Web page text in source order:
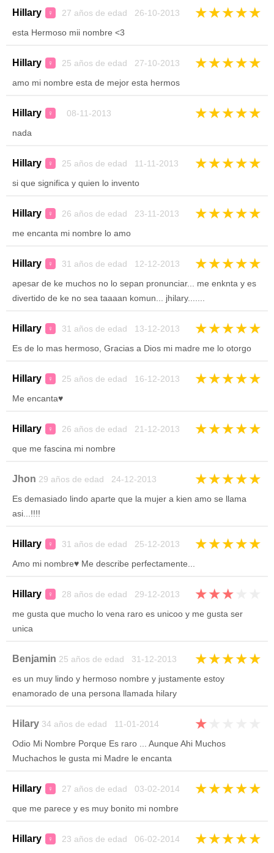
Hillary ♀ 27 años de edad 26-10-2013 ★★★★★
esta Hermoso mii nombre <3
Hillary ♀ 25 años de edad 27-10-2013 ★★★★★
amo mi nombre esta de mejor esta hermos
Hillary ♀ 08-11-2013 ★★★★★
nada
Hillary ♀ 25 años de edad 11-11-2013 ★★★★★
si que significa y quien lo invento
Hillary ♀ 26 años de edad 23-11-2013 ★★★★★
me encanta mi nombre lo amo
Hillary ♀ 31 años de edad 12-12-2013 ★★★★★
apesar de ke muchos no lo sepan pronunciar... me enknta y es
divertido de ke no sea taaaan komun... jhilary.......
Hillary ♀ 31 años de edad 13-12-2013 ★★★★★
Es de lo mas hermoso, Gracias a Dios mi madre me lo otorgo
Hillary ♀ 25 años de edad 16-12-2013 ★★★★★
Me encanta♥
Hillary ♀ 26 años de edad 21-12-2013 ★★★★★
que me fascina mi nombre
Jhon 29 años de edad 24-12-2013 ★★★★★
Es demasiado lindo aparte que la mujer a kien amo se llama
asi...!!!!
Hillary ♀ 31 años de edad 25-12-2013 ★★★★★
Amo mi nombre♥ Me describe perfectamente...
Hillary ♀ 28 años de edad 29-12-2013 ★★★
me gusta que mucho lo vena raro es unicoo y me gusta ser
unica
Benjamin 25 años de edad 31-12-2013 ★★★★★
es un muy lindo y hermoso nombre y justamente estoy
enamorado de una persona llamada hilary
Hilary 34 años de edad 11-01-2014 ★
Odio Mi Nombre Porque Es raro ... Aunque Ahi Muchos
Muchachos le gusta mi Madre le encanta
Hillary ♀ 27 años de edad 03-02-2014 ★★★★★
que me parece y es muy bonito mi nombre
Hillary ♀ 23 años de edad 06-02-2014 ★★★★★